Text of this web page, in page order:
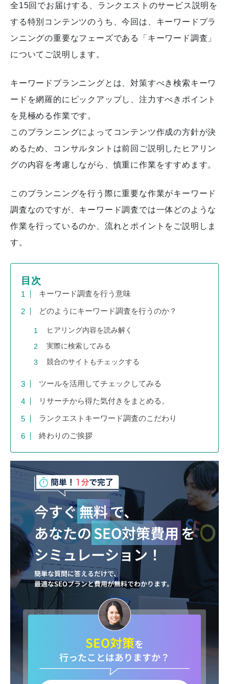
全15回でお届けする、ランクエストのサービス説明を
する特別コンテンツのうち、今回は、キーワードプラ
ンニングの重要なフェーズである「キーワード調査」
についてご説明します。
キーワードプランニングとは、対策すべき検索キーワ
ードを網羅的にピックアップし、注力すべきポイント
を見極める作業です。
このプランニングによってコンテンツ作成の方針が決
めるため、コンサルタントは前回ご説明したヒアリン
グの内容を考慮しながら、慎重に作業をすすめます。
このプランニングを行う際に重要な作業がキーワード
調査なのですが、キーワード調査では一体どのような
作業を行っているのか、流れとポイントをご説明しま
す。
目次
キーワード調査を行う意味
どのようにキーワード調査を行うのか？
ヒアリング内容を読み解く
実際に検索してみる
競合のサイトもチェックする
ツールを活用してチェックしてみる
リサーチから得た気付きをまとめる。
ランクエストキーワード調査のこだわり
終わりのご挨拶
今すぐ無料で、
あなたのSEO対策費用 を
シミュレーション！
簡単な質問に答えるだけで、
最適なSEOプランと費用が無料でわかります。
SEO対策を
行ったことはありますか？